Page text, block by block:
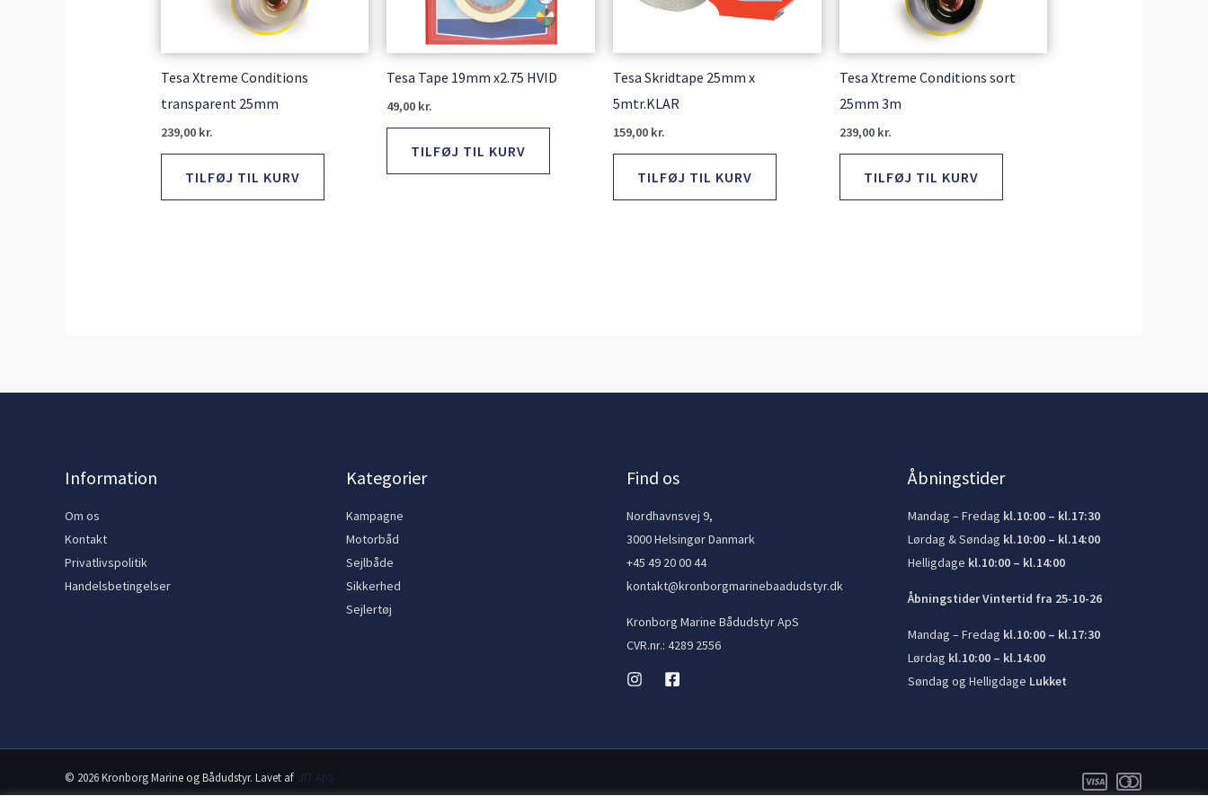
Tesa Xtreme Conditions
transparent 25mm
239,00 kr.
TILFØJ TIL KURV
Tesa Tape 19mm x2.75 HVID
49,00 kr.
TILFØJ TIL KURV
Tesa Skridtape 25mm x
5mtr.KLAR
159,00 kr.
TILFØJ TIL KURV
Tesa Xtreme Conditions sort
25mm 3m
239,00 kr.
TILFØJ TIL KURV
Information
Om os
Kontakt
Privatlivspolitik
Handelsbetingelser
Kategorier
Kampagne
Motorbåd
Sejlbåde
Sikkerhed
Sejlertøj
Find os
Nordhavnsvej 9,
3000 Helsingør Danmark
+45 49 20 00 44
kontakt@kronborgmarinebaadudstyr.dk
Kronborg Marine Bådudstyr ApS
CVR.nr.: 4289 2556
Åbningstider
Mandag – Fredag kl.10:00 – kl.17:30
Lørdag & Søndag kl.10:00 – kl.14:00
Helligdage kl.10:00 – kl.14:00
Åbningstider Vintertid fra 25-10-26
Mandag – Fredag kl.10:00 – kl.17:30
Lørdag kl.10:00 – kl.14:00
Søndag og Helligdage Lukket
© 2026 Kronborg Marine og Bådudstyr. Lavet af JIT ApS